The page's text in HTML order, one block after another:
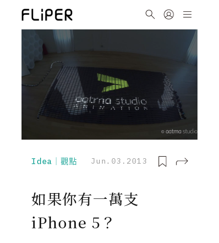
Idea｜觀點 Jun.03.2013
如果你有一萬支
iPhone 5？